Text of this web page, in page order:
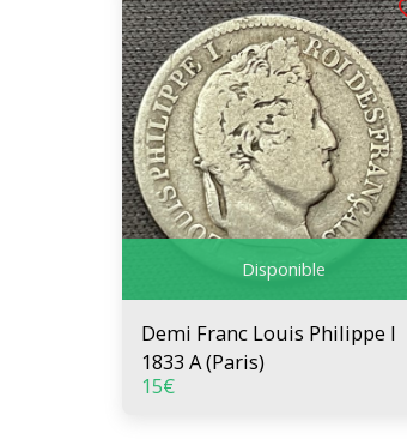
Disponible
Demi Franc Louis Philippe I
1833 A (Paris)
15€